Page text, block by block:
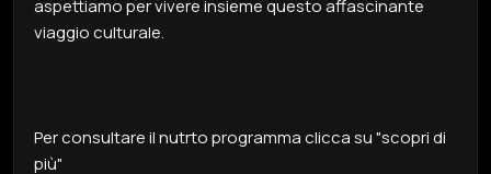
aspettiamo per vivere insieme questo affascinante
viaggio culturale.
Per consultare il nutrto programma clicca su "scopri di
più"